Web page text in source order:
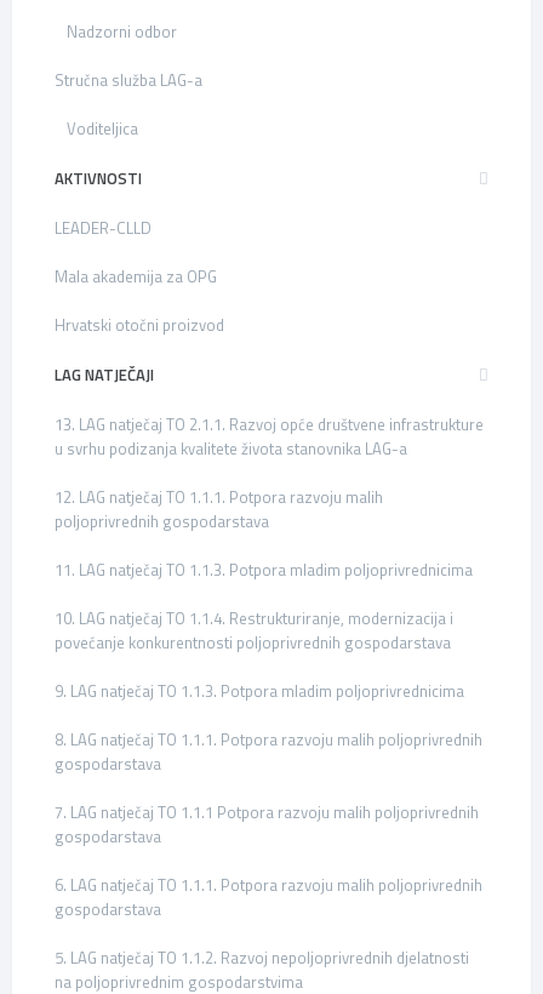
Nadzorni odbor
Stručna služba LAG-a
Voditeljica
AKTIVNOSTI
LEADER-CLLD
Mala akademija za OPG
Hrvatski otočni proizvod
LAG NATJEČAJI
13. LAG natječaj TO 2.1.1. Razvoj opće društvene infrastrukture
u svrhu podizanja kvalitete života stanovnika LAG-a
12. LAG natječaj TO 1.1.1. Potpora razvoju malih
poljoprivrednih gospodarstava
11. LAG natječaj TO 1.1.3. Potpora mladim poljoprivrednicima
10. LAG natječaj TO 1.1.4. Restrukturiranje, modernizacija i
povećanje konkurentnosti poljoprivrednih gospodarstava
9. LAG natječaj TO 1.1.3. Potpora mladim poljoprivrednicima
8. LAG natječaj TO 1.1.1. Potpora razvoju malih poljoprivrednih
gospodarstava
7. LAG natječaj TO 1.1.1 Potpora razvoju malih poljoprivrednih
gospodarstava
6. LAG natječaj TO 1.1.1. Potpora razvoju malih poljoprivrednih
gospodarstava
5. LAG natječaj TO 1.1.2. Razvoj nepoljoprivrednih djelatnosti
na poljoprivrednim gospodarstvima